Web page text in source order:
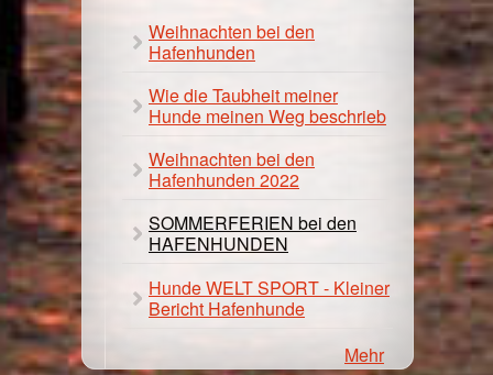
Weihnachten bei den
Hafenhunden
Wie die Taubheit meiner
Hunde meinen Weg beschrieb
Weihnachten bei den
Hafenhunden 2022
SOMMERFERIEN bei den
HAFENHUNDEN
Hunde WELT SPORT - Kleiner
Bericht Hafenhunde
Mehr